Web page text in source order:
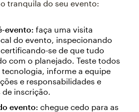
tranquila do seu evento:
evento: faça uma visita
do evento, inspecionando
se de que tudo
com o planejado. Teste todos
tecnologia, informe a equipe
e responsabilidades e
de inscrição.
evento: chegue cedo para as